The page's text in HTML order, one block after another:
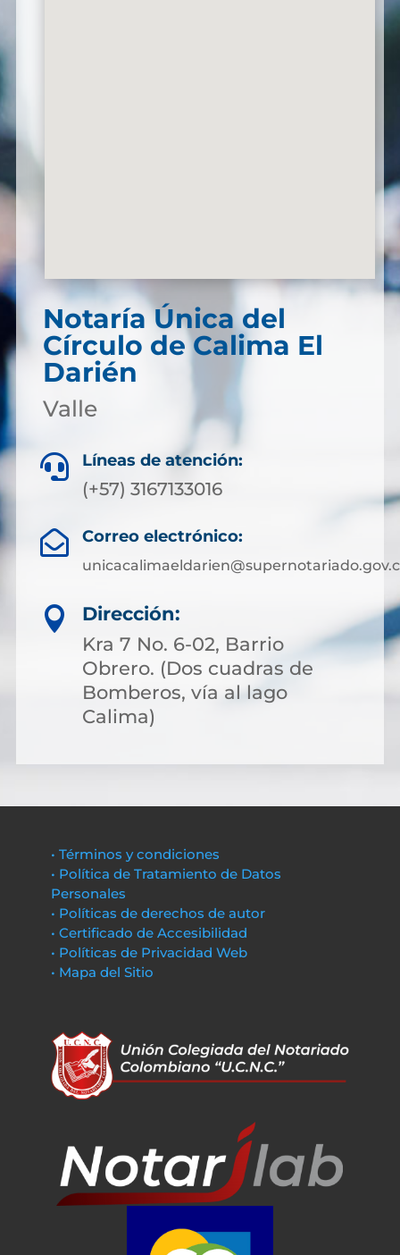
Notaría Única del
Círculo de Calima El
Darién
Valle
 Líneas de atención:
(+57) 3167133016
 Correo electrónico:

Dirección:
Kra 7 No. 6-02, Barrio
Obrero. (Dos cuadras de
Bomberos, vía al lago
Calima)
• Términos y condiciones
• Política de Tratamiento de Datos
Personales
• Políticas de derechos de autor
• Certificado de Accesibilidad
• Políticas de Privacidad Web
• Mapa del Sitio